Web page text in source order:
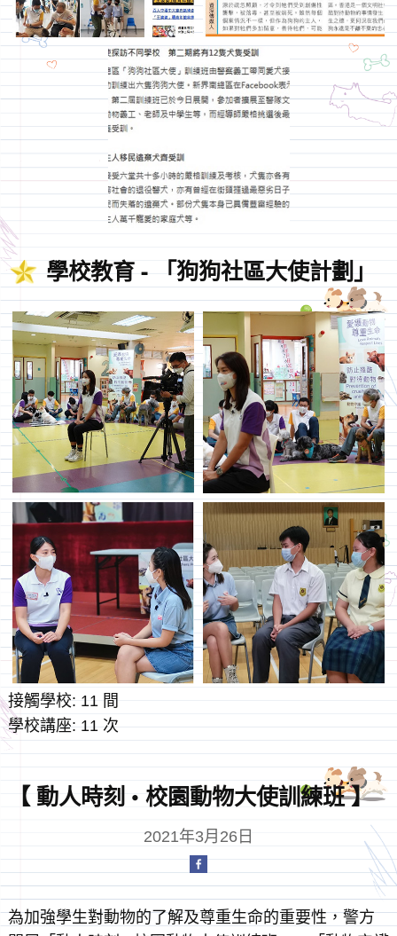
學校教育 - 「狗狗社區大使計劃」
接觸學校: 11 間
學校講座: 11 次
【 動人時刻 • 校園動物大使訓練班 】
2021年3月26日
為加強學生對動物的了解及尊重生命的重要性，警方